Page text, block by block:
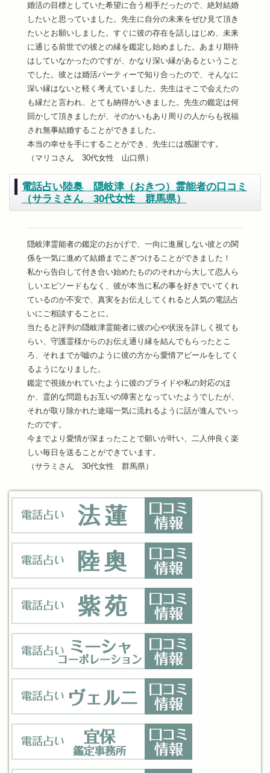
婚活の目標としていた希望に合う相手だったので、絶対結婚
したいと思っていました。先生に自分の未来をぜひ見て頂き
たいとお願いしました。すぐに彼の存在を話しはじめ、未来
に通じる前世での彼との縁を鑑定し始めました。あまり期待
はしていなかったのですが、かなり深い縁があるということ
でした。彼とは婚活パーティーで知り合ったので、そんなに
深い縁はないと軽く考えていました。先生はそこで会えたの
も縁だと言われ、とても納得がいきました。先生の鑑定は何
回かして頂きましたが、そのかいもあり周りの人からも祝福
され無事結婚することができました。
本当の幸せを手にすることができ、先生には感謝です。
（マリコさん 30代女性 山口県）
電話占い陸奥 隠岐津（おきつ）霊能者の口コミ
（サラミさん 30代女性 群馬県）
隠岐津霊能者の鑑定のおかげで、一向に進展しない彼との関
係を一気に進めて結婚までこぎつけることができました！
私から告白して付き合い始めたもののそれから大して恋人ら
しいエピソードもなく、彼が本当に私の事を好きでいてくれ
ているのか不安で、真実をお伝えしてくれると人気の電話占
いにご相談することに。
当たると評判の隠岐津霊能者に彼の心や状況を詳しく視ても
らい、守護霊様からのお伝え通り縁を結んでもらったとこ
ろ、それまでが嘘のように彼の方から愛情アピールをしてく
るようになりました。
鑑定で視抜かれていたように彼のプライドや私の対応のほ
か、霊的な問題もお互いの障害となっていたようでしたが、
それが取り除かれた途端一気に流れるように話が進んでいっ
たのです。
今までより愛情が深まったことで願いが叶い、二人仲良く楽
しい毎日を送ることができています。
（サラミさん 30代女性 群馬県）